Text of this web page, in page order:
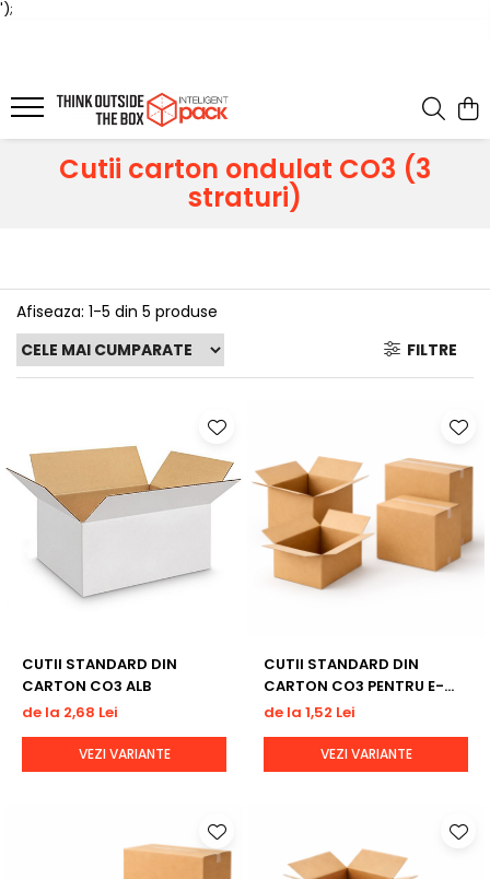
');
Cutii carton ondulat CO3 (3
straturi)
Afiseaza: 1-5 din 5 produse
FILTRE
CUTII STANDARD DIN
CARTON CO3 ALB
de la 2,68 Lei
VEZI VARIANTE
CUTII STANDARD DIN
CARTON CO3 PENTRU E-
COMMERCE (CUTII MEDII)
de la 1,52 Lei
VEZI VARIANTE